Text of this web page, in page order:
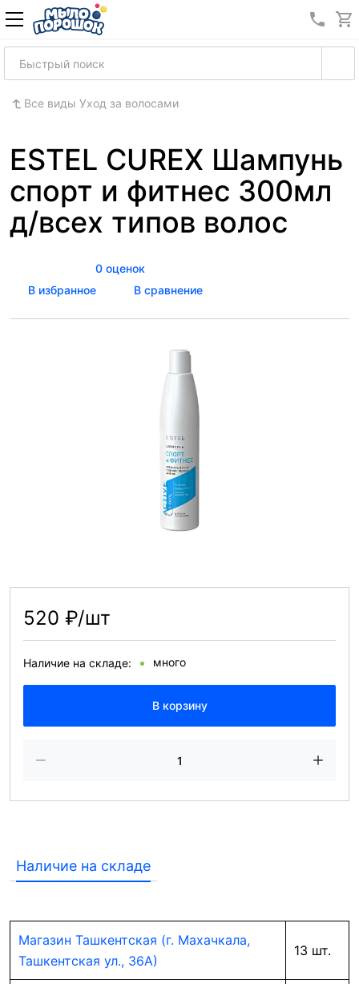
8
Все виды Уход за волосами
ESTEL CUREX Шампунь
спорт и фитнес 300мл
д/всех типов волос
0 оценок
В избранное
В сравнение
520 ₽/шт
Наличие на складе: много
В корзину
Наличие на складе
Магазин Ташкентская (г. Махачкала,
Ташкентская ул., 36А)
13 шт.